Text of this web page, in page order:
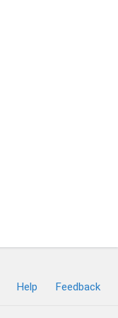
Help Feedback